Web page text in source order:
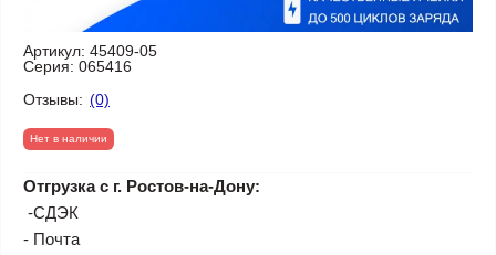
Артикул: 45409-05
Серия: 065416
Отзывы: (0)
Нет в наличии
Отгрузка с г. Ростов-на-Дону:
-СДЭК
- Почта